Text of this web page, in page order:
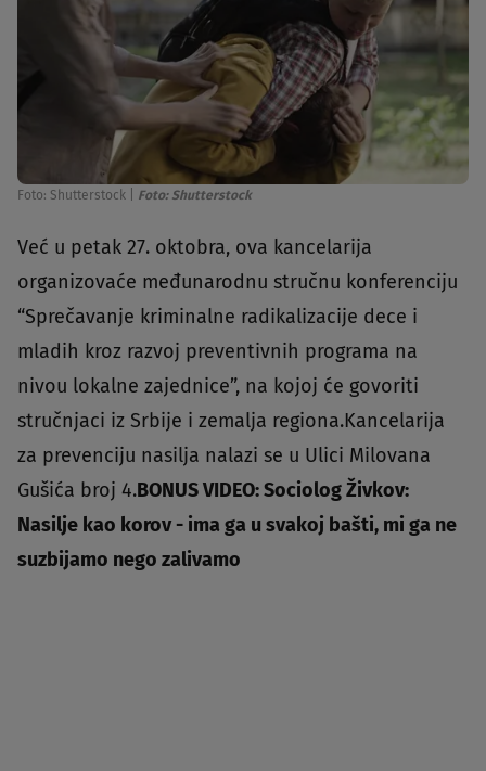
Foto: Shutterstock Foto: Shutterstock
Već u petak 27. oktobra, ova kancelarija
organizovaće međunarodnu stručnu konferenciju
“Sprečavanje kriminalne radikalizacije dece i
mladih kroz razvoj preventivnih programa na
nivou lokalne zajednice”, na kojoj će govoriti
stručnjaci iz Srbije i zemalja regiona.Kancelarija
za prevenciju nasilja nalazi se u Ulici Milovana
Gušića broj 4.BONUS VIDEO: Sociolog Živkov:
Nasilje kao korov - ima ga u svakoj bašti, mi ga ne
suzbijamo nego zalivamo